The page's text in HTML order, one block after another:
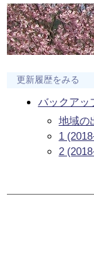
更新履歴をみる
バックアッ
地域の
1
2